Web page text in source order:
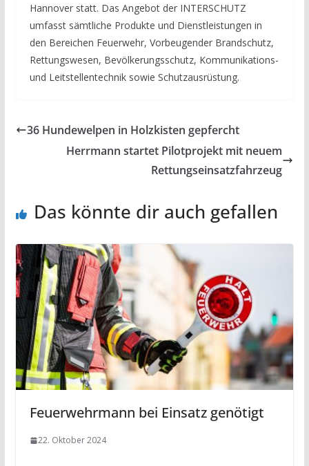
Hannover statt. Das Angebot der INTERSCHUTZ
umfasst sämtliche Produkte und Dienstleistungen in
den Bereichen Feuerwehr, Vorbeugender Brandschutz,
Rettungswesen, Bevölkerungsschutz, Kommunikations-
und Leitstellentechnik sowie Schutzausrüstung.
36 Hundewelpen in Holzkisten gepfercht
Herrmann startet Pilotprojekt mit neuem
Rettungseinsatzfahrzeug
Das könnte dir auch gefallen
Feuerwehrmann bei Einsatz genötigt
22. Oktober 2024